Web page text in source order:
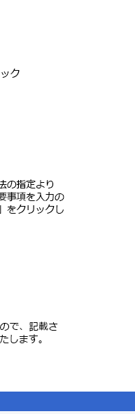
きます。
）に、１つのサーバ用ソフ
、追加数分の追加CPUラ
ます。１台のサーバコン
合もこの対象とします。
が本ソフトウェアを使用
アップグレード版
の代替、改変、またはアッ
別途本契約書に代わる契
。
た以外に複製あるいはイ
なる部分も削除及び改訂
ェアを第三者に譲渡、貸
ース、中古品取引をする